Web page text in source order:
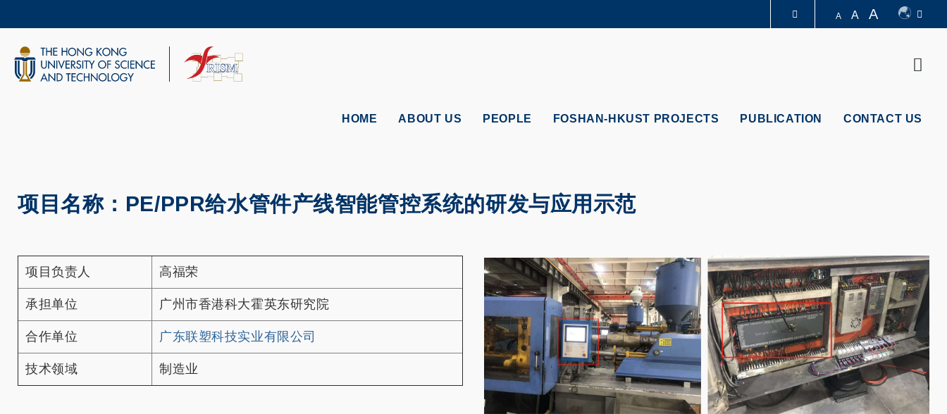
content
MORE ABOUT HKUST
UNIVERSITY NEWS
A A A
HOME ABOUT US PEOPLE FOSHAN-HKUST PROJECTS PUBLICATION CONTACT US
项目名称：PE/PPR给水管件产线智能管控系统的研发与应用示范
项目负责人 高福荣
承担单位 广州市香港科大霍英东研究院
合作单位 广东联塑科技实业有限公司
技术领域 制造业